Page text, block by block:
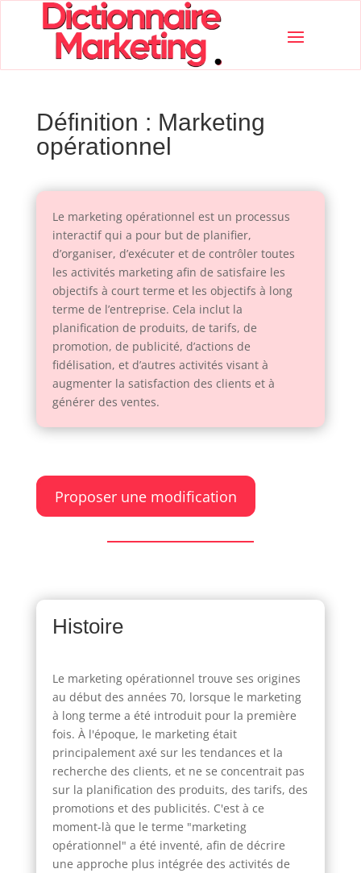
Définition : Marketing
opérationnel
Le marketing opérationnel est un processus
interactif qui a pour but de planifier,
d’organiser, d’exécuter et de contrôler toutes
les activités marketing afin de satisfaire les
objectifs à court terme et les objectifs à long
terme de l’entreprise. Cela inclut la
planification de produits, de tarifs, de
promotion, de publicité, d’actions de
fidélisation, et d’autres activités visant à
augmenter la satisfaction des clients et à
générer des ventes.
Proposer une modification
Histoire
Le marketing opérationnel trouve ses origines
au début des années 70, lorsque le marketing
à long terme a été introduit pour la première
fois. À l'époque, le marketing était
principalement axé sur les tendances et la
recherche des clients, et ne se concentrait pas
sur la planification des produits, des tarifs, des
promotions et des publicités. C'est à ce
moment-là que le terme "marketing
opérationnel" a été inventé, afin de décrire
une approche plus intégrée des activités de